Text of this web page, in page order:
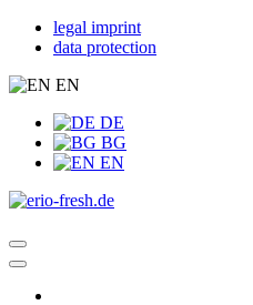
legal imprint
data protection
EN
DE
BG
EN